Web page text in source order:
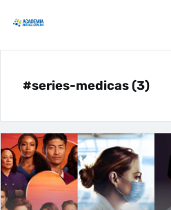
#series-medicas (3)